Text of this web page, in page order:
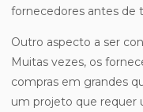
fornecedores antes de
Outro aspecto a ser
Muitas vezes, os
compras em grandes
um projeto que requer